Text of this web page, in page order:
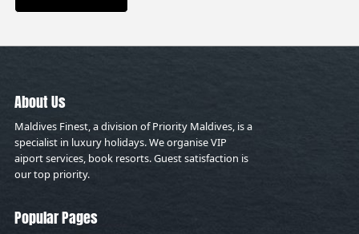
About Us
Maldives Finest, a division of Priority Maldives, is a
specialist in luxury holidays. We organise VIP
aiport services, book resorts. Guest satisfaction is
our top priority.
Popular Pages